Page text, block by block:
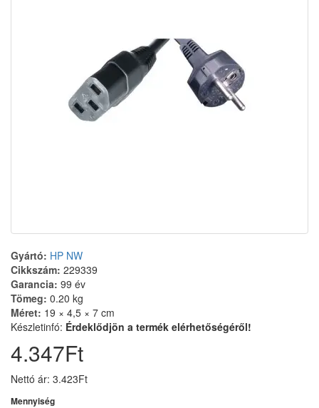
Gyártó: HP NW
Cikkszám: 229339
Garancia: 99 év
Tömeg: 0.20 kg
Méret: 19 × 4,5 × 7 cm
Készletinfó: Érdeklődjön a termék elérhetőségéről!
4.347Ft
Nettó ár: 3.423Ft
Mennyiség